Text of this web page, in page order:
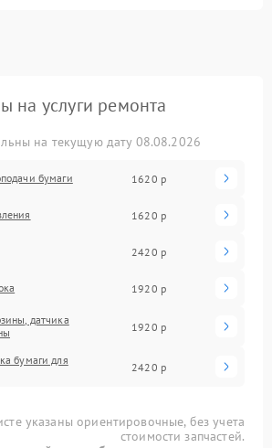
на услуги ремонта
на текущую дату 08.08.2026
бумаги 1620 р
1620 р
2420 р
1920 р
датчика
1920 р
бумаги для
2420 р
указаны ориентировочные, без учета
стоимости запчастей.